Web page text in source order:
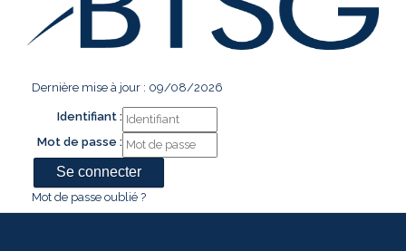
Dernière mise à jour : 09/08/2026
Identifiant :
Mot de passe :
Mot de passe oublié ?